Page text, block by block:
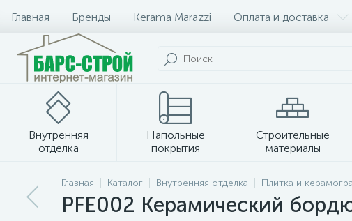
Главная Бренды Kerama Marazzi Оплата и доставка
Внутренняя
отделка
Напольные
покрытия
Строительные
материалы
Плитка и керамогранит
Главная Каталог Внутренняя отделка Плитка и
PFE002 Керамический